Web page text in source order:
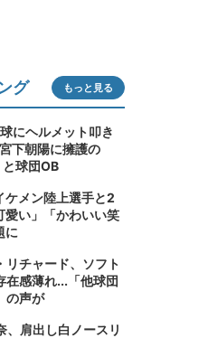
グ もっと見る
にヘルメット叩き
下朝陽に擁護の
球団OB
ケメン陸上選手と2
い」「かわいい笑
に
リチャード、ソフト
在感薄れ...「他球団
の声が
、肩出し白ノースリ